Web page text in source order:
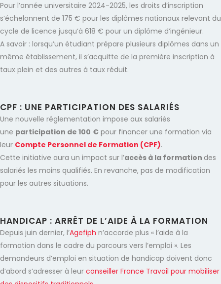
Pour l’année universitaire 2024-2025, les droits d’inscription
s’échelonnent de 175 € pour les diplômes nationaux relevant du
cycle de licence jusqu’à 618 € pour un diplôme d’ingénieur.
A savoir : lorsqu’un étudiant prépare plusieurs diplômes dans un
même établissement, il s’acquitte de la première inscription à
taux plein et des autres à taux réduit.
CPF : UNE PARTICIPATION DES SALARIÉS
Une nouvelle réglementation impose aux salariés
une participation de 100 € pour financer une formation via
leur Compte Personnel de Formation (CPF).
Cette initiative aura un impact sur l’accès à la formation des
salariés les moins qualifiés. En revanche, pas de modification
pour les autres situations.
HANDICAP : ARRÊT DE L’AIDE À LA FORMATION
Depuis juin dernier, l’Agefiph n’accorde plus « l’aide à la
formation dans le cadre du parcours vers l’emploi ». Les
demandeurs d’emploi en situation de handicap doivent donc
d’abord s’adresser à leur conseiller France Travail pour mobiliser